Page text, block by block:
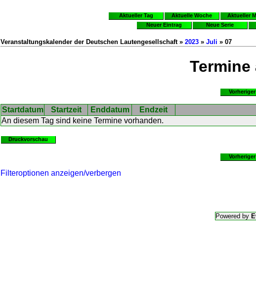
Aktueller Tag Aktuelle Woche Aktueller
Neuer Eintrag
Neue Serie
Veranstaltungskalender der Deutschen Lautengesellschaft » 2023 » Juli » 07
Termine
Vorheriger
Startdatum Startzeit Enddatum Endzeit
An diesem Tag sind keine Termine vorhanden.
Druckvorschau
Vorheriger
Filteroptionen anzeigen/verbergen
Powered by